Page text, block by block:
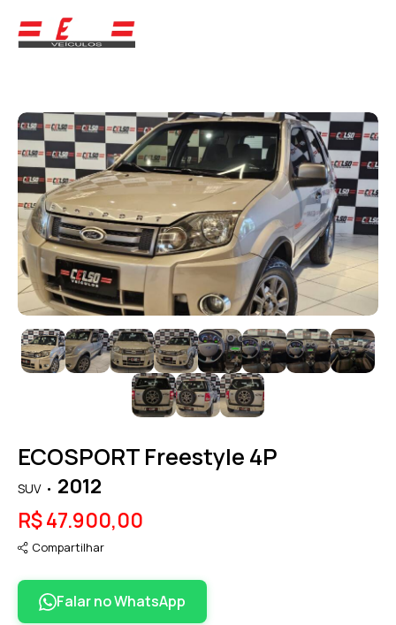
ECOSPORT Freestyle 4P
SUV 2012
R$ 47.900,00
Compartilhar
Falar no WhatsApp